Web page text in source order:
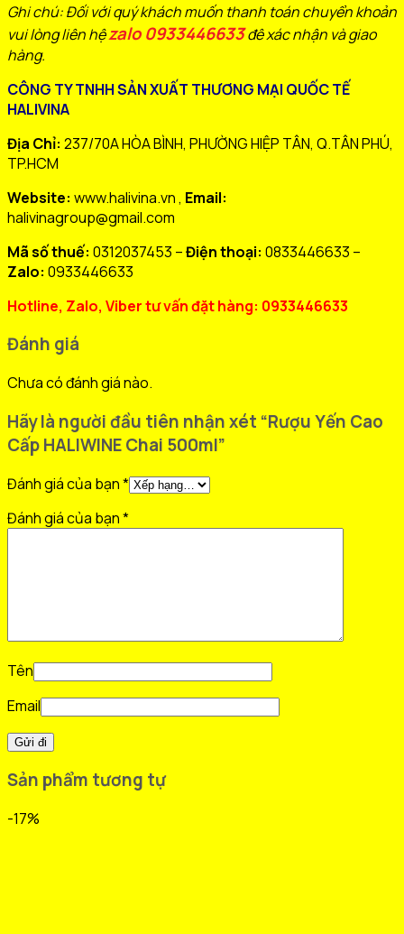
Ghi chú: Đối với quý khách muốn thanh toán chuyển khoản
vui lòng liên hệzalo 0933446633đê xác nhận và giao
hàng.
CÔNG TY TNHH SẢN XUẤT THƯƠNG MẠI QUỐC TẾ
HALIVINA
Địa Chỉ: 237/70A HÒA BÌNH, PHƯỜNG HIỆP TÂN, Q.TÂN PHÚ,
TP.HCM
Website: www.halivina.vn , Email:
halivinagroup@gmail.com
Mã số thuế: 0312037453 –Điện thoại: 0833446633 –
Zalo: 0933446633
Hotline, Zalo, Viber tư vấn đặt hàng: 0933446633
Đánh giá
Chưa có đánh giá nào.
Hãy là người đầu tiên nhận xét “Rượu Yến Cao
Cấp HALIWINE Chai 500ml”
Đánh giá của bạn*
Đánh giá của bạn*
Tên
Email
Sản phẩm tương tự
-17%